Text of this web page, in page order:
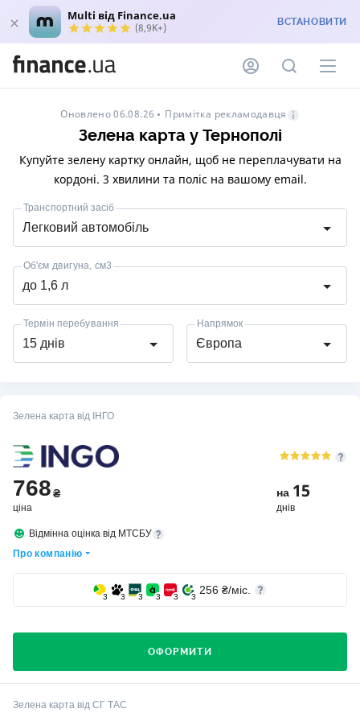
Multi від Finance.ua
(8,9K+) ВСТАНОВИТИ
Оновлено 06.08.26 Примітка рекламодавця
Зелена карта у Тернополі
Купуйте зелену картку онлайн, щоб не переплачувати на
кордоні. 3 хвилини та поліс на вашому email.
Легковий автомобіль
Транспортний засіб
до 1,6 л
Об'єм двигуна, см3
15 днів
Термін перебування
Європа
Напрямок
Зелена карта від ІНГО
768₴
ціна
на 15
днів
Відмінна оцінка від МТСБУ
Про компанію
3 3 3 3 3 3
256 ₴/міс.
ОФОРМИТИ
Хто вибирає страхову компанію ІНГО?
Компанію вибирають клієнти, для яких важлива стабільність,
Зелена карта від СГ ТАС